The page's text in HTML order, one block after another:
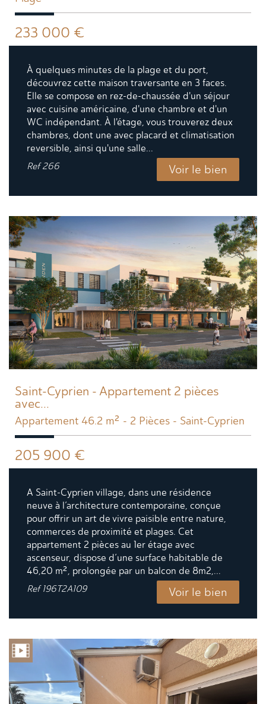
233 000 €
À quelques minutes de la plage et du port,
découvrez cette maison traversante en 3 faces.
Elle se compose en rez-de-chaussée d'un séjour
avec cuisine américaine, d'une chambre et d'un
WC indépendant. À l'étage, vous trouverez deux
chambres, dont une avec placard et climatisation
reversible, ainsi qu'une salle...
Ref266 Voir le bien
Saint-Cyprien - Appartement 2 pièces
avec...
Appartement 46.2 m² - 2 Pièces - Saint-Cyprien
205 900 €
A Saint-Cyprien village, dans une résidence
neuve à l’architecture contemporaine, conçue
pour offrir un art de vivre paisible entre nature,
commerces de proximité et plages. Cet
appartement 2 pièces au 1er étage avec
ascenseur, dispose d’une surface habitable de
46,20 m², prolongée par un balcon de 8m2,...
Ref196T2A109 Voir le bien